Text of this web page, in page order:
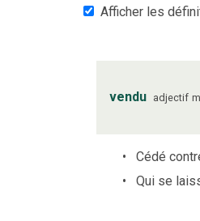
Afficher les
vendu adjectif
Cédé
Qui se